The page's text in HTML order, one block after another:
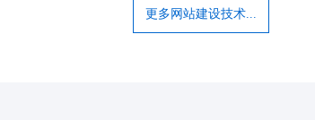
更多网站建设技术...